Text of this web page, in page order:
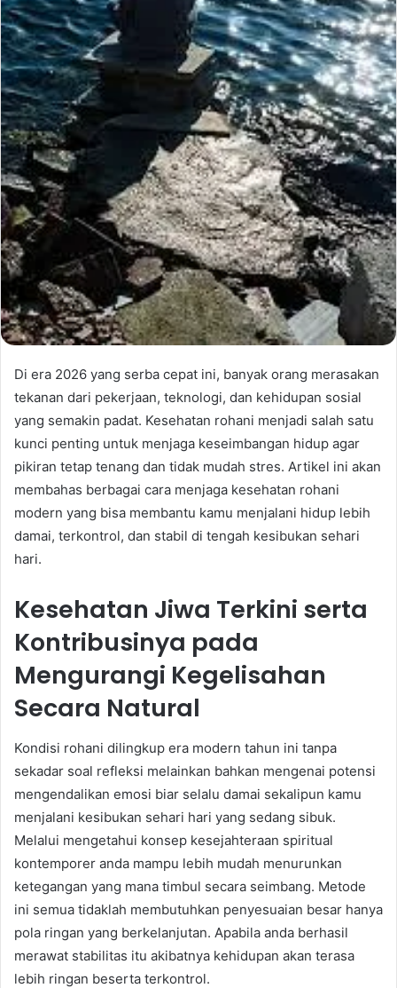
Di era 2026 yang serba cepat ini, banyak orang merasakan
tekanan dari pekerjaan, teknologi, dan kehidupan sosial
yang semakin padat. Kesehatan rohani menjadi salah satu
kunci penting untuk menjaga keseimbangan hidup agar
pikiran tetap tenang dan tidak mudah stres. Artikel ini akan
membahas berbagai cara menjaga kesehatan rohani
modern yang bisa membantu kamu menjalani hidup lebih
damai, terkontrol, dan stabil di tengah kesibukan sehari
hari.
Kesehatan Jiwa Terkini serta
Kontribusinya pada
Mengurangi Kegelisahan
Secara Natural
Kondisi rohani dilingkup era modern tahun ini tanpa
sekadar soal refleksi melainkan bahkan mengenai potensi
mengendalikan emosi biar selalu damai sekalipun kamu
menjalani kesibukan sehari hari yang sedang sibuk.
Melalui mengetahui konsep kesejahteraan spiritual
kontemporer anda mampu lebih mudah menurunkan
ketegangan yang mana timbul secara seimbang. Metode
ini semua tidaklah membutuhkan penyesuaian besar hanya
pola ringan yang berkelanjutan. Apabila anda berhasil
merawat stabilitas itu akibatnya kehidupan akan terasa
lebih ringan beserta terkontrol.